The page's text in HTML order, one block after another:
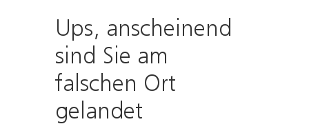
Ups, anscheinend
sind Sie am
falschen Ort
gelandet